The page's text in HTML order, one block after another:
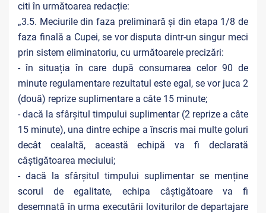
citi în următoarea redacție:
„3.5. Meciurile din faza preliminară și din etapa 1/8 de
faza finală a Cupei, se vor disputa dintr-un singur meci
prin sistem eliminatoriu, cu următoarele precizări:
- în situația în care după consumarea celor 90 de
minute regulamentare rezultatul este egal, se vor juca 2
(două) reprize suplimentare a câte 15 minute;
- dacă la sfârșitul timpului suplimentar (2 reprize a câte
15 minute), una dintre echipe a înscris mai multe goluri
decât cealaltă, această echipă va fi declarată
câștigătoarea meciului;
- dacă la sfârșitul timpului suplimentar se menține
scorul de egalitate, echipa câștigătoare va fi
desemnată în urma executării loviturilor de departajare